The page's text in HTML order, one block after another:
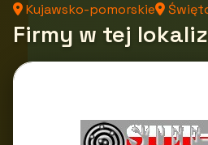
Kujawsko-pomorskie
Firmy w tej